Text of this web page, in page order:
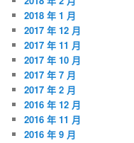
2018 年 1 月
2017 年 12 月
2017 年 11 月
2017 年 10 月
2017 年 7 月
2017 年 2 月
2016 年 12 月
2016 年 11 月
2016 年 9 月